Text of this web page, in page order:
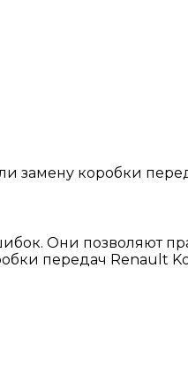
замену коробки
Они позволяют
передач Renault